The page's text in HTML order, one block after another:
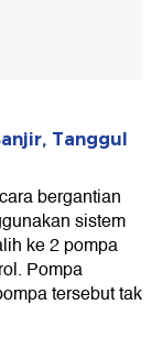
Tanggul
bergantian
sistem
ke 2 pompa
Pompa
tersebut tak